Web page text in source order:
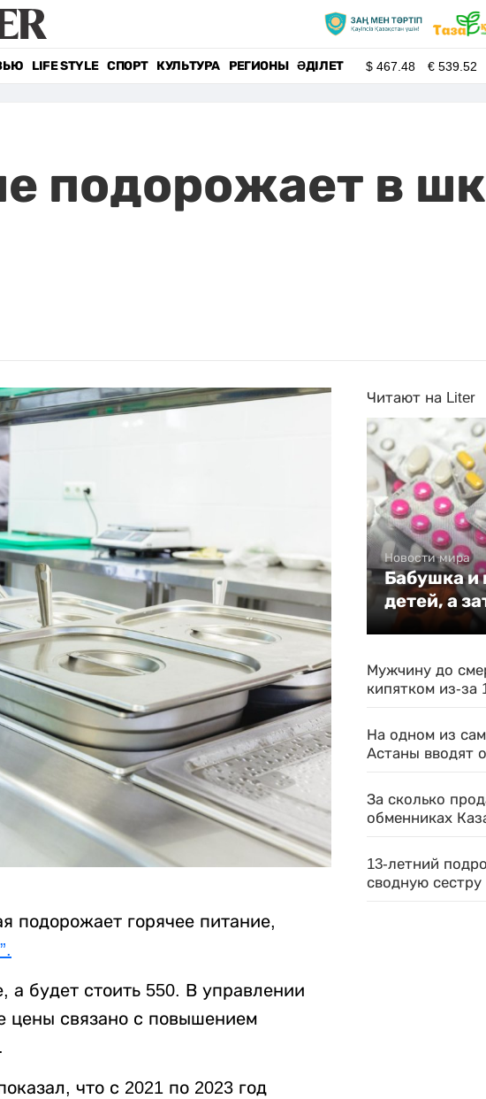
LIFE STYLE СПОРТ КУЛЬТУРА РЕГИОНЫ ӘДІЛЕТ $467.48 €539.52
подорожает в
подорожает горячее питание,
а будет стоить 550. В управлении
цены связано с повышением
что с 2021 по 2023 год
Читают на Liter
Новости мира
Бабушка и
детей, а
Мужчину до
кипятком из-за
На одном из
Астаны вводят
За сколько
обменниках
13-летний
сводную сестру